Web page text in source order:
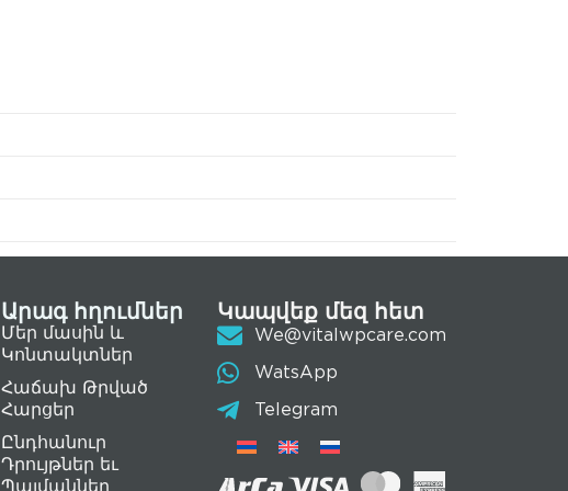
Արագ հղումներ
Մեր մասին և
Կոնտակտներ
Հաճախ Թրված
Հարցեր
Ընդհանուր
Դրույթներ եւ
Պայմաններ
Կապվեք մեզ հետ
We@vitalwpcare.com
WatsApp
Telegram